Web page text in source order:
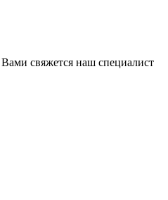
свяжется наш специалист